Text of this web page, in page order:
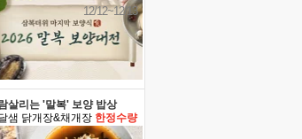
12/12~12/13
살리는 '말복' 보양 밥상
샘 닭개장&채개장 한정수량